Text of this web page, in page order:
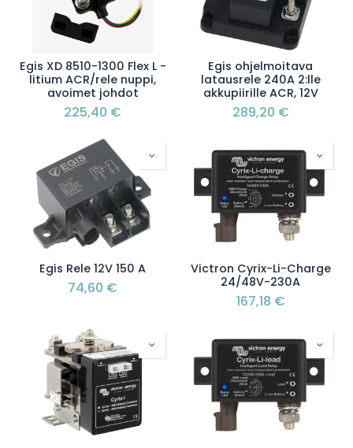
Egis XD 8510-1300 Flex L -
litium ACR/rele nuppi,
avoimet johdot
225,40 €
Egis ohjelmoitava
latausrele 240A 2:lle
akkupiirille ACR, 12V
289,20 €
Egis Rele 12V 150 A
74,60 €
Victron Cyrix-Li-Charge
24/48V-230A
167,18 €